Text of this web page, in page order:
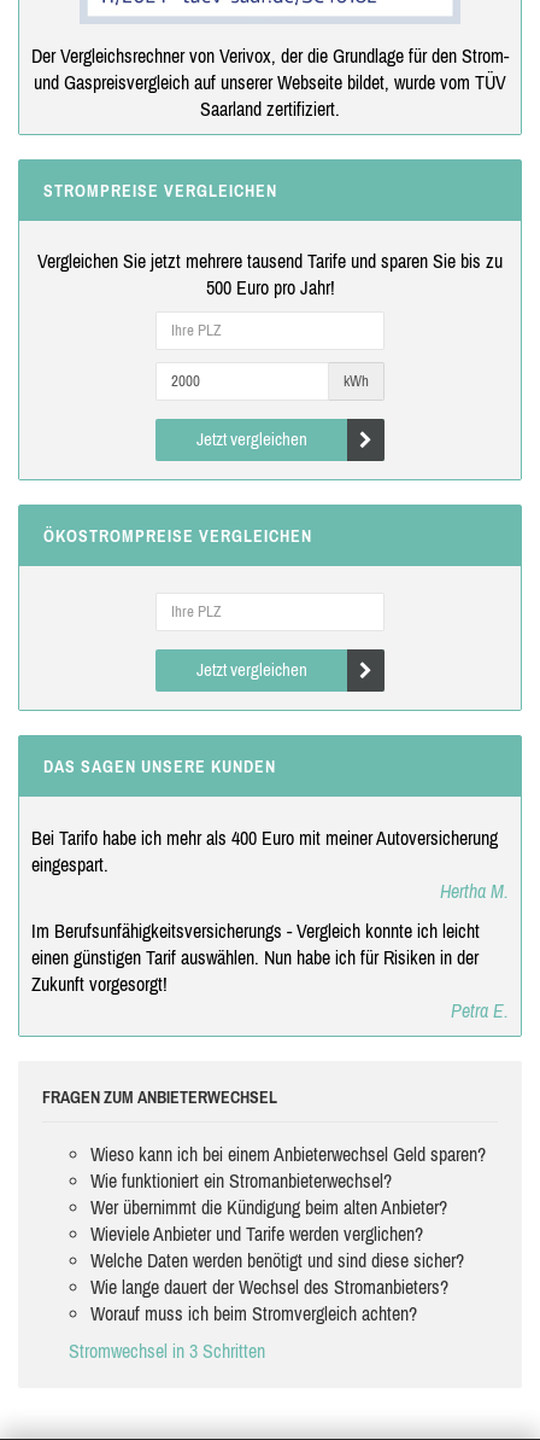
Der Vergleichsrechner von Verivox, der die Grundlage für den Strom-
und Gaspreisvergleich auf unserer Webseite bildet, wurde vom TÜV
Saarland zertifiziert.
STROMPREISE VERGLEICHEN
Vergleichen Sie jetzt mehrere tausend Tarife und sparen Sie bis zu
500 Euro pro Jahr!
kWh
Jetzt vergleichen
ÖKOSTROMPREISE VERGLEICHEN
Jetzt vergleichen
DAS SAGEN UNSERE KUNDEN
Bei Tarifo habe ich mehr als 400 Euro mit meiner Autoversicherung
eingespart.
Hertha M.
Im Berufsunfähigkeitsversicherungs - Vergleich konnte ich leicht
einen günstigen Tarif auswählen. Nun habe ich für Risiken in der
Zukunft vorgesorgt!
Petra E.
FRAGEN ZUM ANBIETERWECHSEL
Wieso kann ich bei einem Anbieterwechsel Geld sparen?
Wie funktioniert ein Stromanbieterwechsel?
Wer übernimmt die Kündigung beim alten Anbieter?
Wieviele Anbieter und Tarife werden verglichen?
Welche Daten werden benötigt und sind diese sicher?
Wie lange dauert der Wechsel des Stromanbieters?
Worauf muss ich beim Stromvergleich achten?
Stromwechsel in 3 Schritten